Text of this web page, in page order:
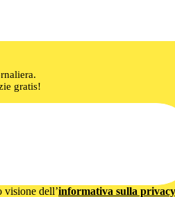
gratis!
visione dell’informativa sulla privacy